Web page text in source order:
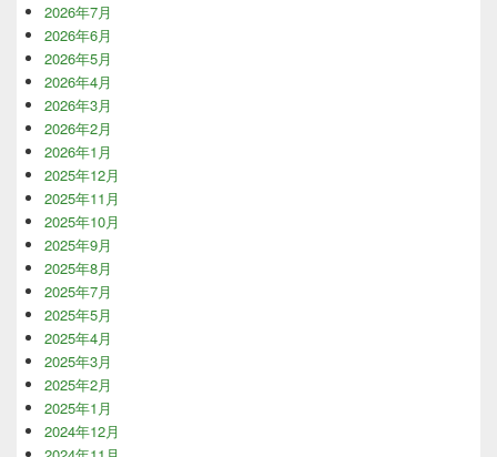
2026年7月
2026年6月
2026年5月
2026年4月
2026年3月
2026年2月
2026年1月
2025年12月
2025年11月
2025年10月
2025年9月
2025年8月
2025年7月
2025年5月
2025年4月
2025年3月
2025年2月
2025年1月
2024年12月